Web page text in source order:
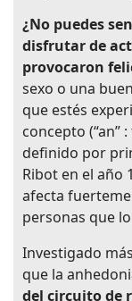
¿No puedes
disfrutar de
provocaron
sexo o una
que estés
concepto (“an”
definido por
Ribot en el año
afecta
personas que
Investigado
que la
del circuito de